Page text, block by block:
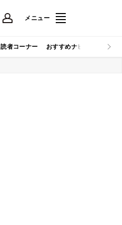
メニュー
読者コーナー おすすめナビ マイナビ